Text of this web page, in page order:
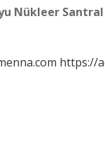
Nükleer
https://